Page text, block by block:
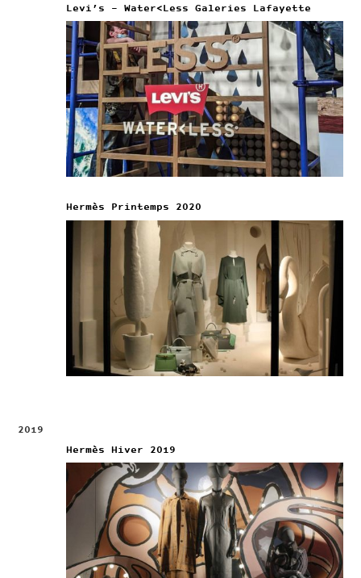
Levi’s – Water<Less Galeries Lafayette
Hermès Printemps 2020
2019
Hermès Hiver 2019